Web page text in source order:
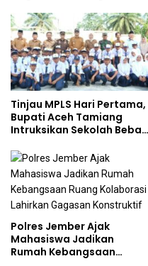
kepada Pelajar MPLS
Tinjau MPLS Hari Pertama,
Bupati Aceh Tamiang
Intruksikan Sekolah Bebas
Polres Jember Ajak
Mahasiswa Jadikan
Rumah Kebangsaan